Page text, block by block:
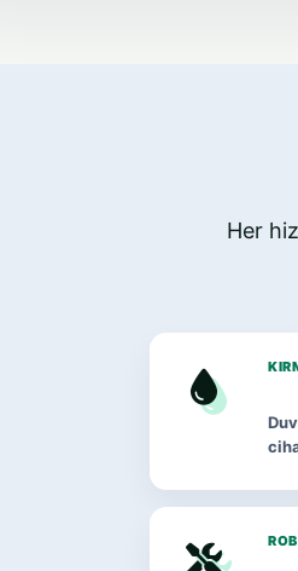
Her